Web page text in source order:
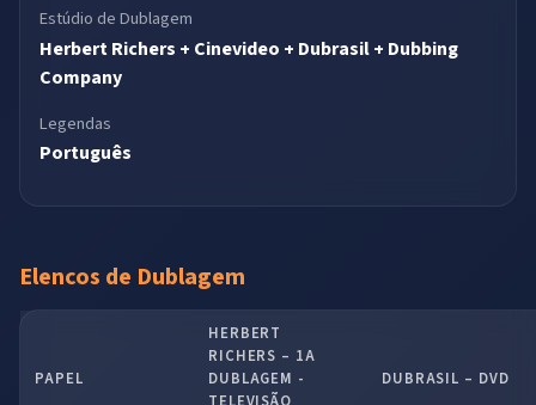
Estúdio de Dublagem
Herbert Richers + Cinevideo + Dubrasil + Dubbing
Company
Legendas
Português
Elencos de Dublagem
PAPEL
HERBERT
RICHERS – 1A
DUBLAGEM -
DUBRASIL – DVD